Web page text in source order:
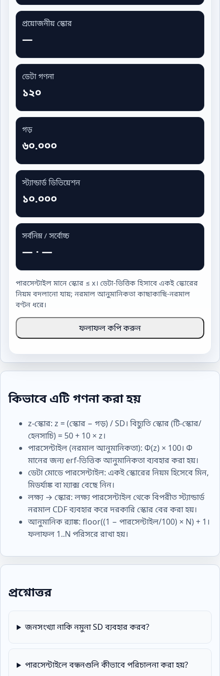
প্রয়োজনীয় স্কোর
—
ডেটা গণনা
১২০
গড়
৬০.০০০
স্ট্যান্ডার্ড ডিভিয়েশন
১০.০০০
সর্বনিম্ন / সর্বোচ্চ
— · —
পারসেন্টাইল মানে স্কোর ≤ x। ডেটা-ভিত্তিক হিসাবে একই স্কোরের
নিয়ম বদলানো যায়; নরমাল আনুমানিকতা কাছাকাছি-নরমাল
বণ্টন ধরে।
ফলাফল কপি করুন
কিভাবে এটি গণনা করা হয়
z-স্কোর: z = (স্কোর − গড়) / SD। বিচ্যুতি স্কোর (টি-স্কোর/
হেনসাচি) = 50 + 10 × z।
পারসেন্টাইল (নরমাল আনুমানিকতা): Φ(z) × 100। Φ
মানের জন্য erf-ভিত্তিক আনুমানিকতা ব্যবহার করা হয়।
ডেটা মোডে পারসেন্টাইল: একই স্কোরের নিয়ম হিসেবে মিন,
মিডর্যাঙ্ক বা ম্যাক্স বেছে নিন।
লক্ষ্য → স্কোর: লক্ষ্য পারসেন্টাইল থেকে বিপরীত স্ট্যান্ডার্ড
নরমাল CDF ব্যবহার করে দরকারি স্কোর বের করা হয়।
আনুমানিক র‍্যাঙ্ক: floor((1 − পারসেন্টাইল/100) × N) + 1।
ফলাফল 1..N পরিসরে রাখা হয়।
প্রশ্নোত্তর
জনসংখ্যা নাকি নমুনা SD ব্যবহার করব?
পারসেন্টাইলে বন্ধনগুলি কীভাবে পরিচালনা করা হয়?